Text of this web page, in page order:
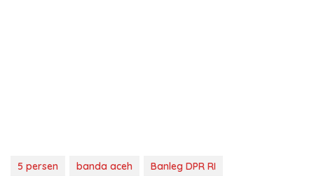
5 persen banda aceh
Banleg DPR RI